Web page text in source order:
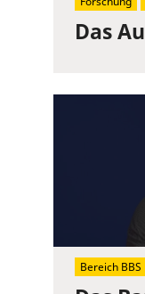
Das
Bereich BBS